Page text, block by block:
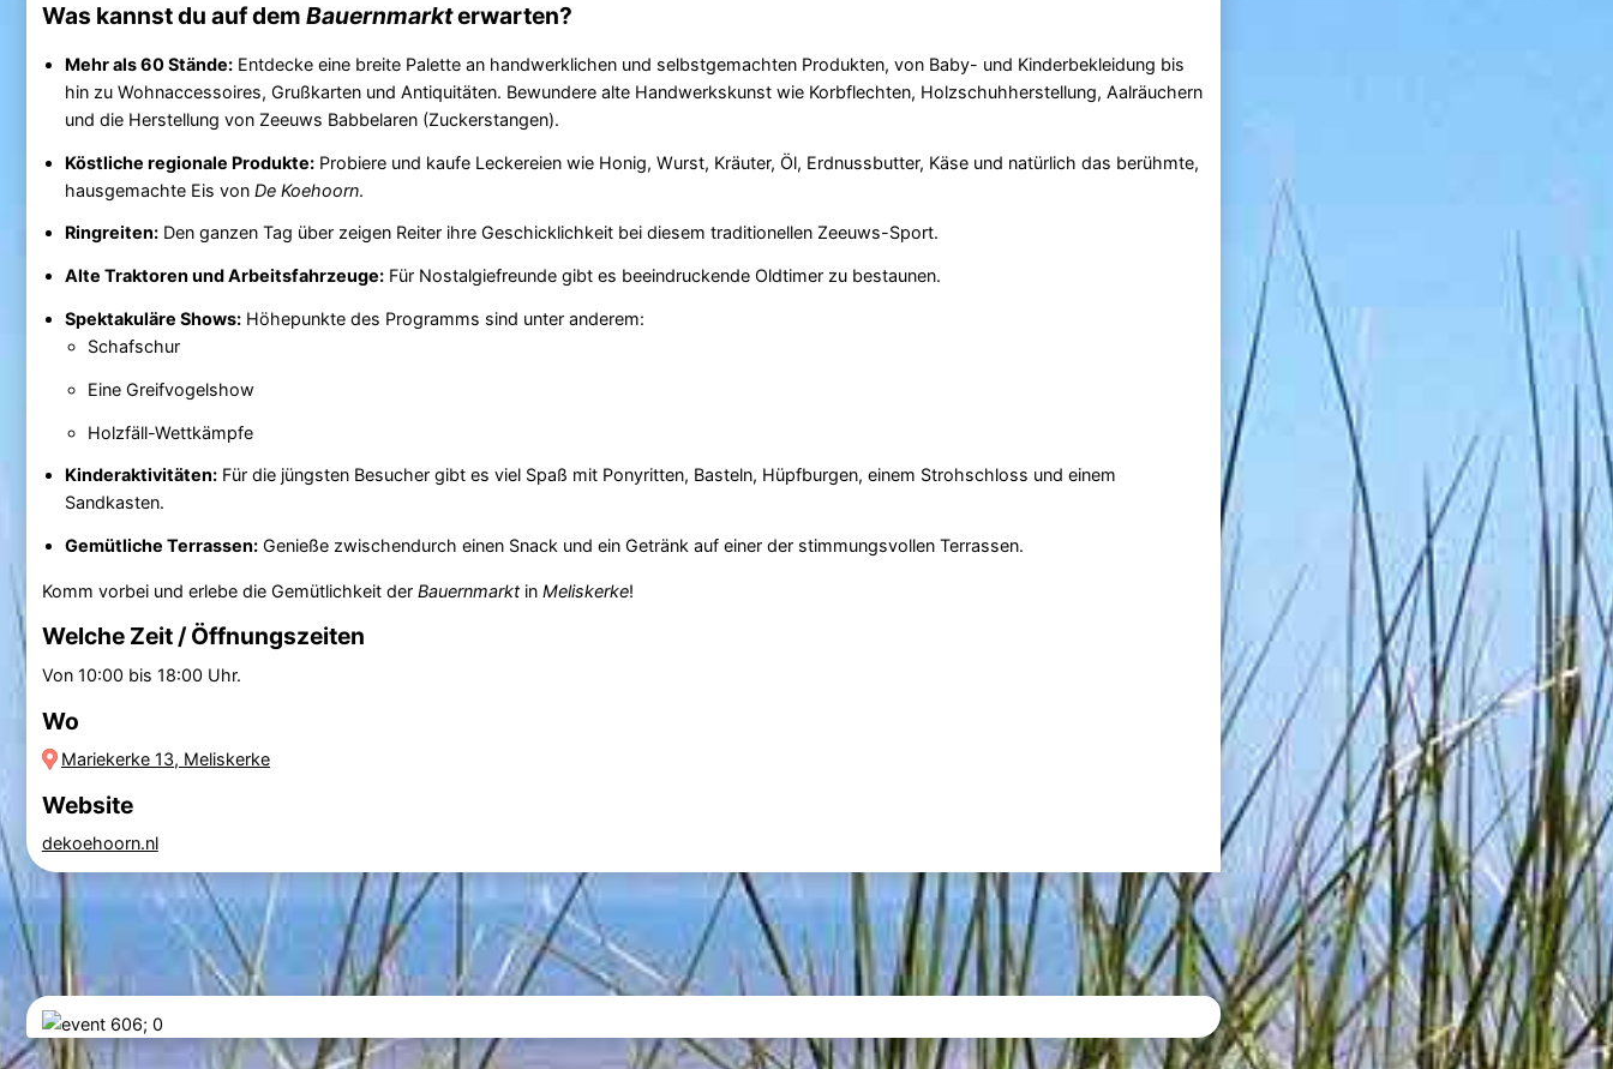
Was kannst du auf dem Bauernmarkterwarten?
Mehr als 60 Stände:Entdecke eine breite Palette an handwerklichen und selbstgemachten Produkten, von Baby- und Kinderbekleidung bis
hin zu Wohnaccessoires, Grußkarten und Antiquitäten. Bewundere alte Handwerkskunst wie Korbflechten, Holzschuhherstellung, Aalräuchern
und die Herstellung von Zeeuws Babbelaren (Zuckerstangen).
Köstliche regionale Produkte:Probiere und kaufe Leckereien wie Honig, Wurst, Kräuter, Öl, Erdnussbutter, Käse und natürlich das berühmte,
hausgemachte Eis von De Koehoorn.
Ringreiten:Den ganzen Tag über zeigen Reiter ihre Geschicklichkeit bei diesem traditionellen Zeeuws-Sport.
Alte Traktoren und Arbeitsfahrzeuge:Für Nostalgiefreunde gibt es beeindruckende Oldtimer zu bestaunen.
Spektakuläre Shows:Höhepunkte des Programms sind unter anderem:
Schafschur
Eine Greifvogelshow
Holzfäll-Wettkämpfe
Kinderaktivitäten:Für die jüngsten Besucher gibt es viel Spaß mit Ponyritten, Basteln, Hüpfburgen, einem Strohschloss und einem
Sandkasten.
Gemütliche Terrassen:Genieße zwischendurch einen Snack und ein Getränk auf einer der stimmungsvollen Terrassen.
Komm vorbei und erlebe die Gemütlichkeit der Bauernmarktin Meliskerke!
Welche Zeit / Öffnungszeiten
Von 10:00 bis 18:00 Uhr.
Wo
Mariekerke 13, Meliskerke
Website
dekoehoorn.nl